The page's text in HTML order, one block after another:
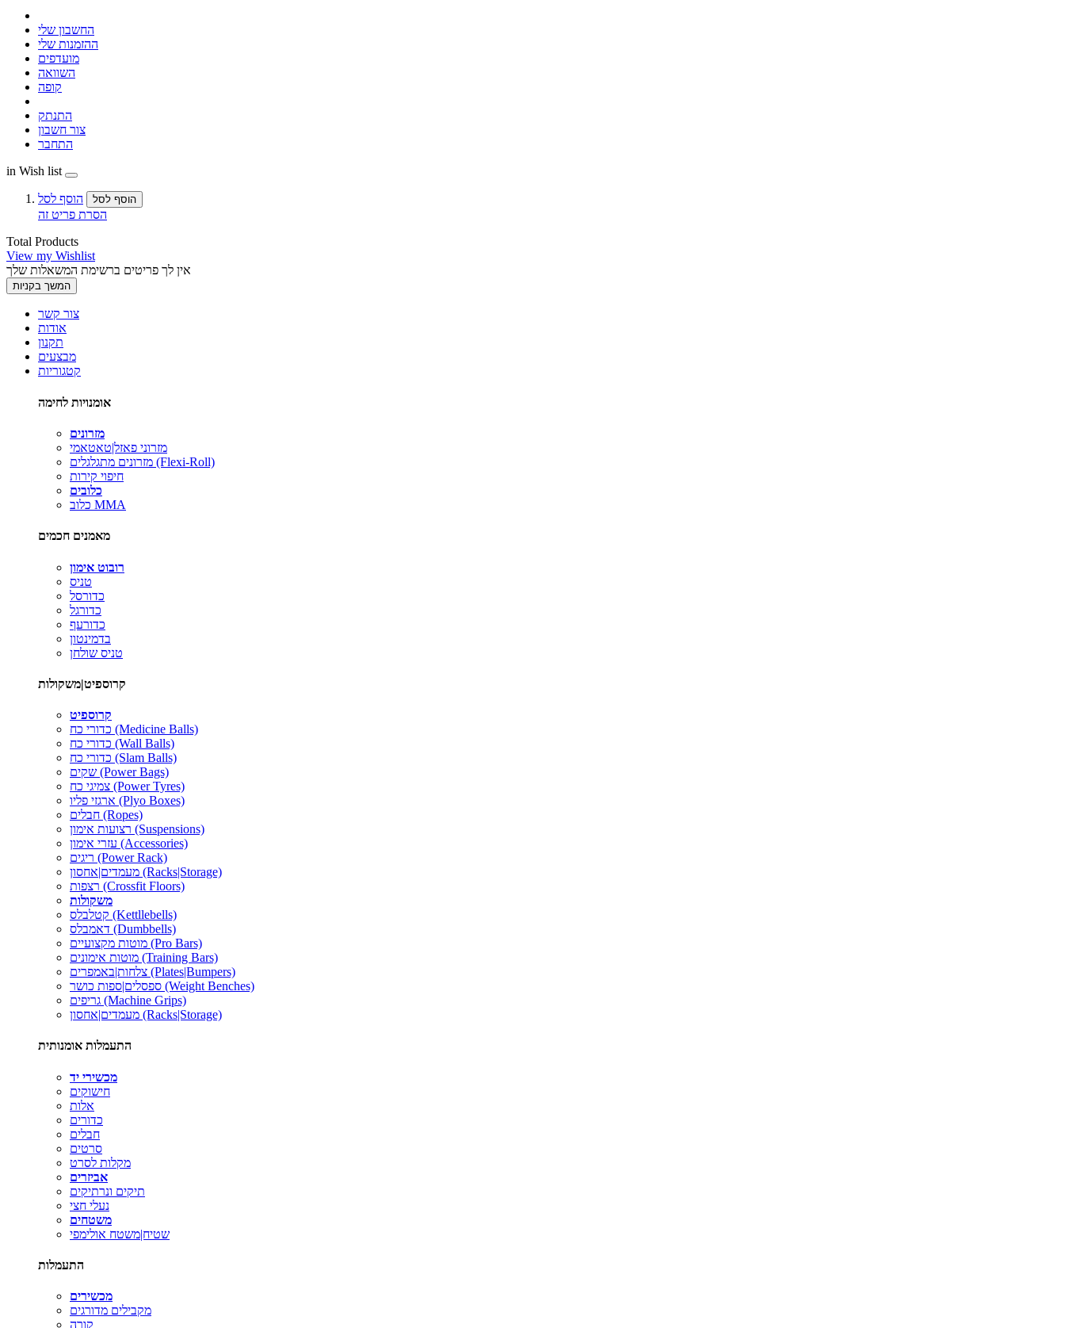
החשבון שלי
ההזמנות שלי
מועדפים
השוואה
קופה
התנתק
צור חשבון
התחבר
in Wish list
הוסף לסל הוסף לסל
הסרת פריט זה
Total Products
View my Wishlist
אין לך פריטים ברשימת המשאלות שלך
המשך בקניות
צור קשר
אודות
תקנון
מבצעים
קטגוריות
אומנויות לחימה
מזרונים
מזרוני פאזל|טאטאמי
מזרונים מתגלגלים (Flexi-Roll)
חיפוי קירות
כלובים
כלוב MMA
מאמנים חכמים
רובוט אימון
טניס
כדורסל
כדורגל
כדורעף
בדמינטון
טניס שולחן
קרוספיט|משקולות
קרוספיט
כדורי כח (Medicine Balls)
כדורי כח (Wall Balls)
כדורי כח (Slam Balls)
שקים (Power Bags)
צמיגי כח (Power Tyres)
ארגזי פליו (Plyo Boxes)
חבלים (Ropes)
רצועות אימון (Suspensions)
עזרי אימון (Accessories)
ריגים (Power Rack)
מעמדים|אחסון (Racks|Storage)
רצפות (Crossfit Floors)
משקולות
קטלבלס (Kettllebells)
דאמבלס (Dumbbells)
מוטות מקצועיים (Pro Bars)
מוטות אימונים (Training Bars)
צלחות|באמפרים (Plates|Bumpers)
ספסלים|ספות כושר (Weight Benches)
גריפים (Machine Grips)
מעמדים|אחסון (Racks|Storage)
התעמלות אומנותית
מכשירי יד
חישוקים
אלות
כדורים
חבלים
סרטים
מקלות לסרט
אביזרים
תיקים ונרתיקים
נעלי חצי
משטחים
שטיח|משטח אולימפי
התעמלות
מכשירים
מקבילים מדורגים
קורה